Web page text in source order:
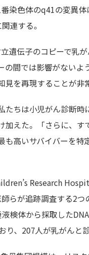
染色体のq41の変異
連する。
遺伝子のコピーで乳
の間では影響がない
を再現することが非
たちは小児がん診断
加えた。「さらに、
も高いサバイバーを
Research
らが追跡調査する2つ
検体から採取した
、207人が乳がんと